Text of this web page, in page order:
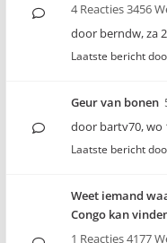
4 Reacties 3456
door berndw,za
Laatste bericht
Geur van bonen
door bartv70,wo
Laatste bericht
Weet iemand
Congo kan
1 Reacties 4177